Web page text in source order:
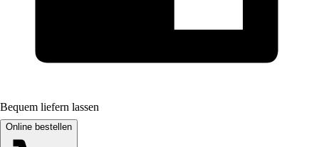
Bequem liefern lassen
Online bestellen